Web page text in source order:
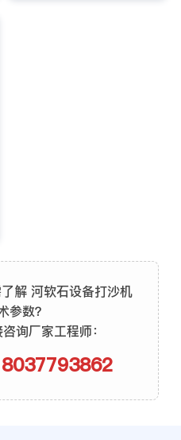
解 河软石设备打沙机
参数？
询厂家工程师：